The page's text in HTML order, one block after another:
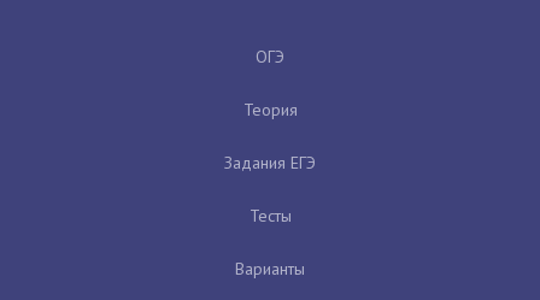
ОГЭ
Теория
Задания ЕГЭ
Тесты
Варианты